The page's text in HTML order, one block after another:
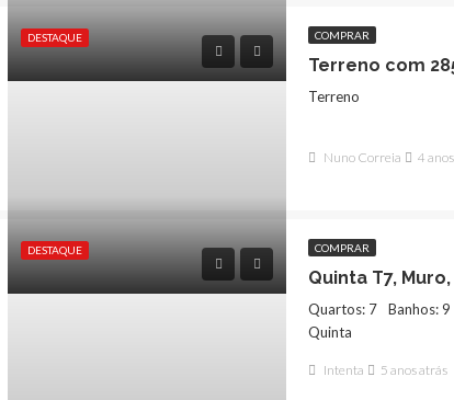
DESTAQUE COMPRAR
Terreno
Nuno Correia 4
DESTAQUE COMPRAR
Quinta T7,
Quartos: 7 Banhos: 9
Quinta
Intenta 5 anos atrás